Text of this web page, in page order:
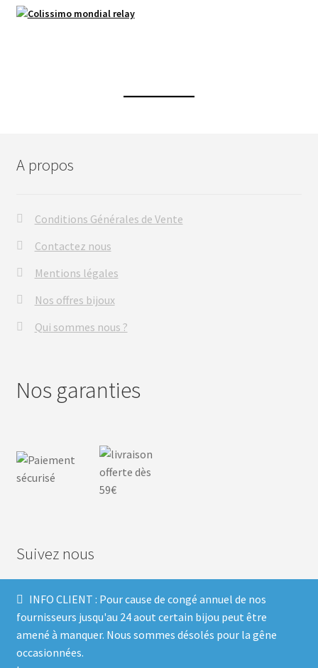
A propos
Conditions Générales de Vente
Contactez nous
Mentions légales
Nos offres bijoux
Qui sommes nous ?
Nos garanties
Suivez nous
F
a
I
n
P
i
T
w
INFO CLIENT : Pour cause de congé annuel de nos
fournisseurs jusqu'au 24 aout certain bijou peut être
amené à manquer. Nous sommes désolés pour la gêne
occasionnées.